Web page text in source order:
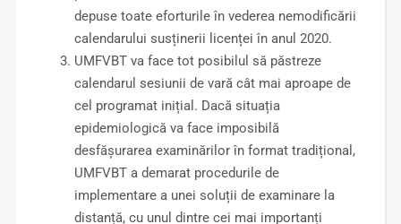
depuse toate eforturile în vederea nemodificării
calendarului susținerii licenței în anul 2020.
UMFVBT va face tot posibilul să păstreze
calendarul sesiunii de vară cât mai aproape de
cel programat inițial. Dacă situația
epidemiologică va face imposibilă
desfășurarea examinărilor în format tradițional,
UMFVBT a demarat procedurile de
implementare a unei soluții de examinare la
distanță, cu unul dintre cei mai importanți